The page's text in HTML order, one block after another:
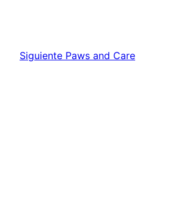
Siguiente Paws and Care